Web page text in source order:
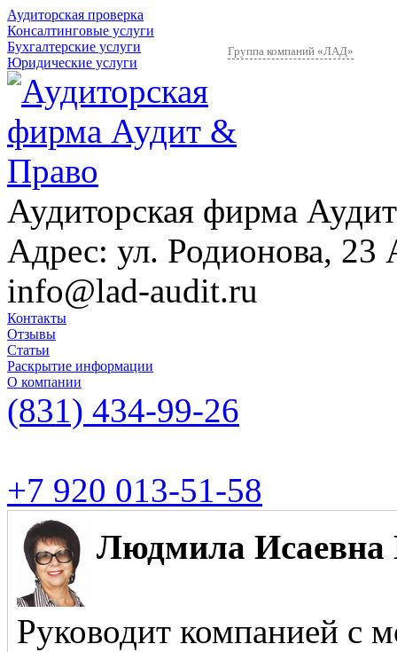
Аудиторская проверка
Консалтинговые услуги
Бухгалтерские услуги
Юридические услуги
Группа компаний «ЛАД»
Аудиторская фирма
Адрес: ул. Родионова, 23
info@lad-audit.ru
Контакты
Отзывы
Статьи
Раскрытие информации
О компании
(831) 434-99-26
+7 920 013-51-58
Людмила Исаевна
Руководит компанией с